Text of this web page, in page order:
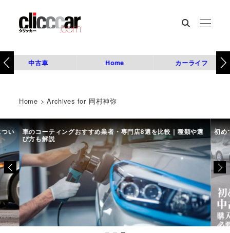
中古車 Home カーライフ
Home >Archives for 岡村神弥
い 車のコーティングおすすめ業者・専門店8選を比較｜種類や選
び方も解説
初め